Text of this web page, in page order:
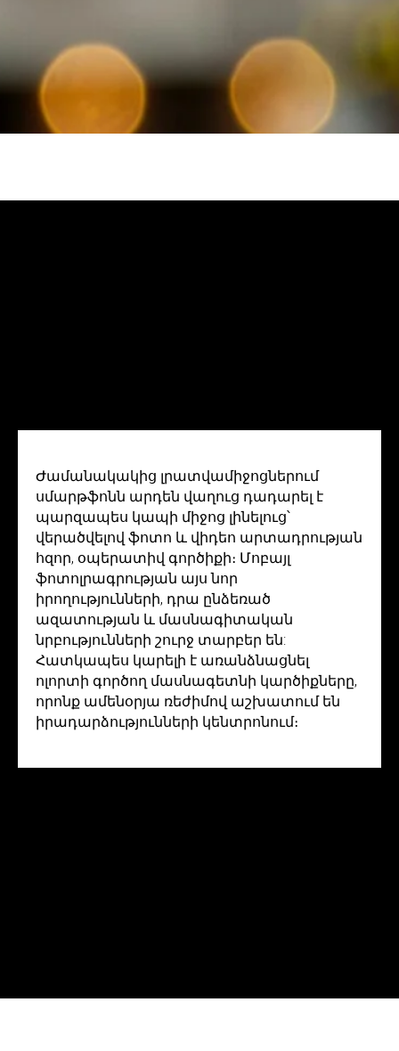
Ժամանակակից լրատվամիջոցներում
սմարթֆոնն արդեն վաղուց դադարել է
պարզապես կապի միջոց լինելուց՝
վերածվելով ֆոտո և վիդեո արտադրության
հզոր, օպերատիվ գործիքի։ Մոբայլ
ֆոտոլրագրության այս նոր
իրողությունների, դրա ընձեռած
ազատության և մասնագիտական
նրբությունների շուրջ տարբեր են:
Հատկապես կարելի է առանձնացնել
ոլորտի գործող մասնագետնի կարծիքները,
որոնք ամենօրյա ռեժիմով աշխատում են
իրադարձությունների կենտրոնում։